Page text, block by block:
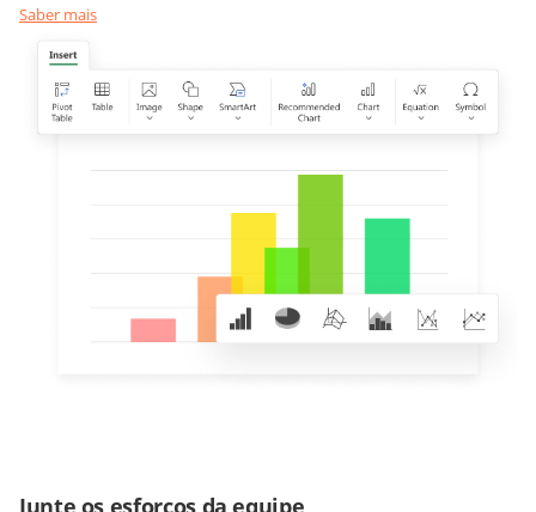
Saber mais
Junte os esforços da equipe